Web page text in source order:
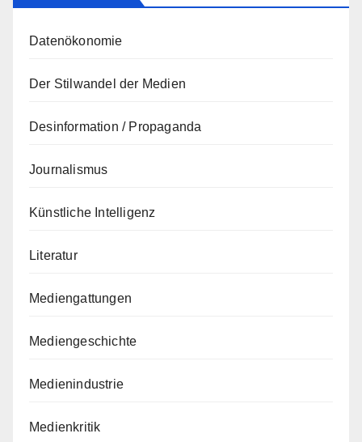
Datenökonomie
Der Stilwandel der Medien
Desinformation / Propaganda
Journalismus
Künstliche Intelligenz
Literatur
Mediengattungen
Mediengeschichte
Medienindustrie
Medienkritik